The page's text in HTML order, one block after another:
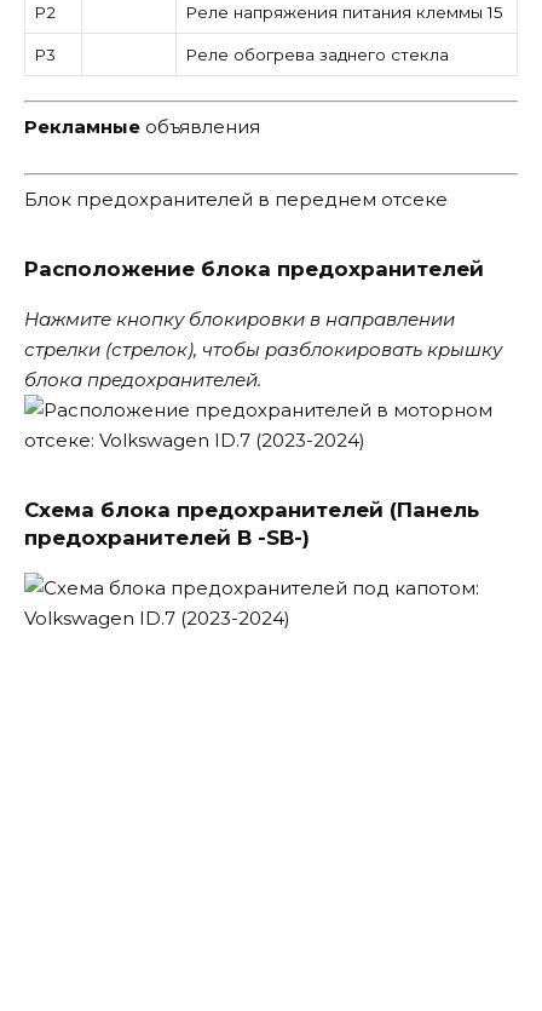
Р2 Реле напряжения питания клеммы 15
Р3 Реле обогрева заднего стекла
Рекламные объявления
Блок предохранителей в переднем отсеке
Расположение блока предохранителей
Нажмите кнопку блокировки в направлении
стрелки (стрелок), чтобы разблокировать крышку
блока предохранителей.
Схема блока предохранителей (Панель
предохранителей B -SB-)